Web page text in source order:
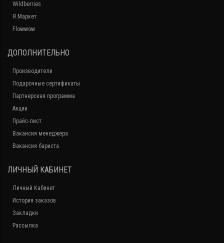
Wildberries
Я.Маркет
Flowwow
ДОПОЛНИТЕЛЬНО
Производители
Подарочные сертификаты
Партнерская программа
Акции
Прайс-лист
Вакансия менеджера
Вакансия бариста
ЛИЧНЫЙ КАБИНЕТ
Личный Кабинет
История заказов
Закладки
Рассылка